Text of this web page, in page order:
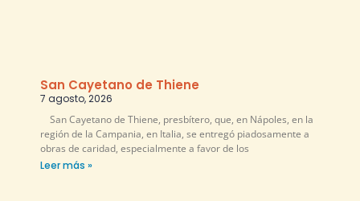
San Cayetano de Thiene
7 agosto, 2026
San Cayetano de Thiene, presbítero, que, en Nápoles, en la
región de la Campania, en Italia, se entregó piadosamente a
obras de caridad, especialmente a favor de los
Leer más »